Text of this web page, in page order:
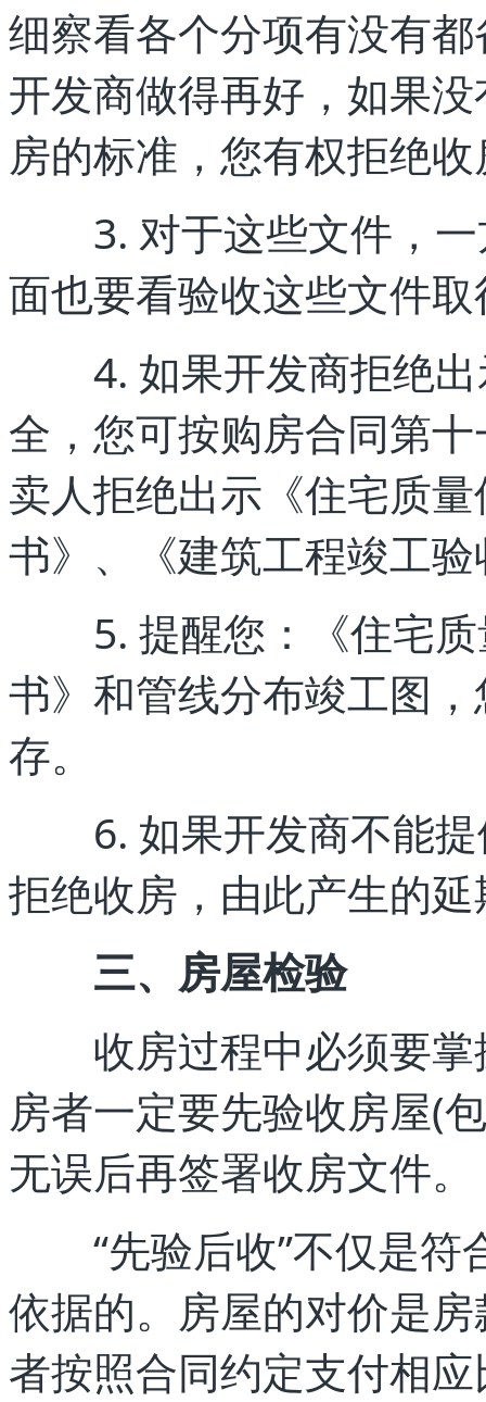
细察看各个分项有没有
开发商做得再好，如果
房的标准，您有权拒绝
3. 对于这些文件，一
面也要看验收这些文件
4. 如果开发商拒绝出
全，您可按购房合同第
卖人拒绝出示《住宅质
书》、《建筑工程竣工
5. 提醒您：《住宅质
书》和管线分布竣工图
存。
6. 如果开发商不能提
拒绝收房，由此产生的
三、房屋检验
收房过程中必须要掌
房者一定要先验收房屋(
无误后再签署收房文件。
“先验后收”不仅是符
依据的。房屋的对价是
者按照合同约定支付相